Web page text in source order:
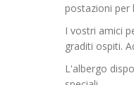
postazioni per
I vostri amici
graditi ospiti.
L'albergo